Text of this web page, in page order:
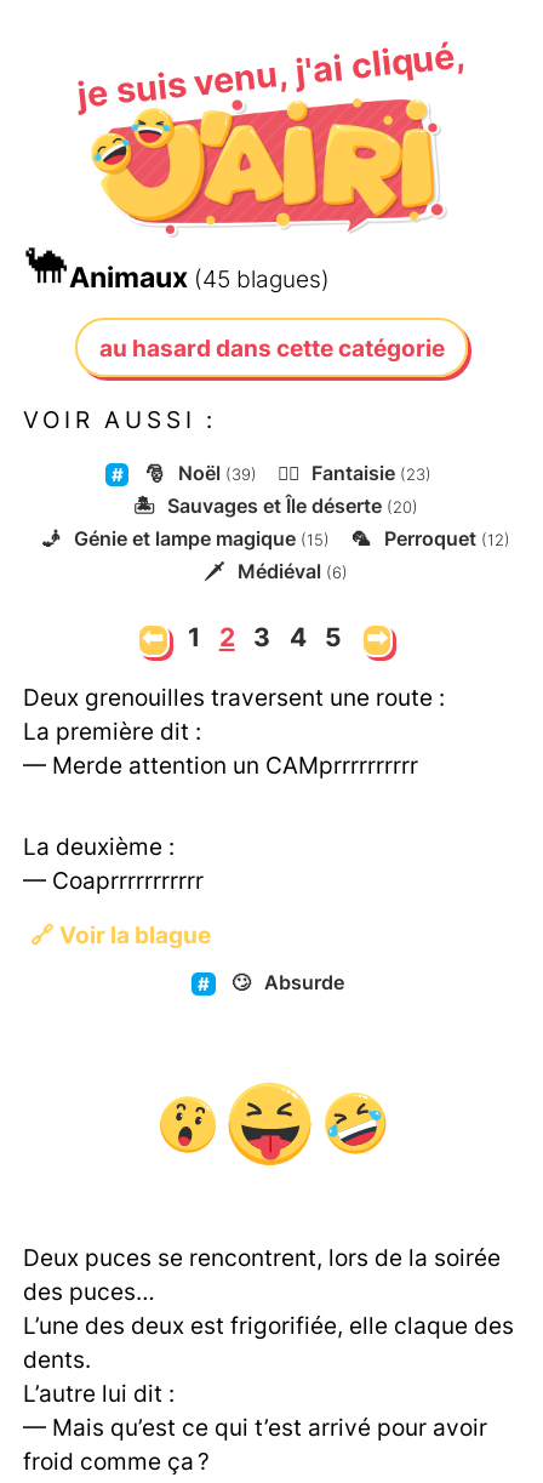
je suis venu, j'ai cliqué,
🐪Animaux (45 blagues)
au hasard dans cette catégorie
VOIR AUSSI :
🎅 Noël (39) 🧙‍♂️ Fantaisie (23)
🏝️ Sauvages et Île déserte (20)
🧞 Génie et lampe magique (15) 🦜 Perroquet (12)
🗡️ Médiéval (6)
⬅ 1 2 3 4 5 ➡
Deux grenouilles traversent une route :
La première dit :
— Merde attention un CAMprrrrrrrrrr
La deuxième :
— Coaprrrrrrrrrrr
🔗 Voir la blague
🙄 Absurde
Deux puces se rencontrent, lors de la soirée
des puces…
L’une des deux est frigorifiée, elle claque des
dents.
L’autre lui dit :
— Mais qu’est ce qui t’est arrivé pour avoir
froid comme ça ?